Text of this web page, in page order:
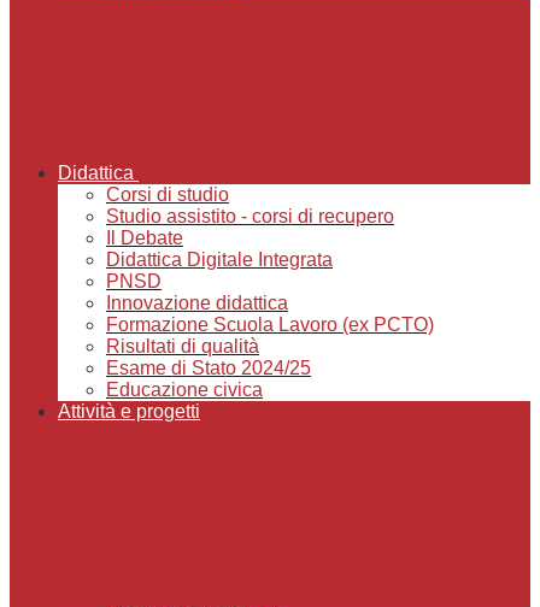
Didattica
Corsi di studio
Studio assistito - corsi di recupero
Il Debate
Didattica Digitale Integrata
PNSD
Innovazione didattica
Formazione Scuola Lavoro (ex PCTO)
Risultati di qualità
Esame di Stato 2024/25
Educazione civica
Attività e progetti